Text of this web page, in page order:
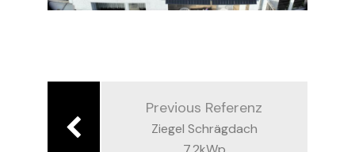
Previous Referenz
Ziegel Schrägdach